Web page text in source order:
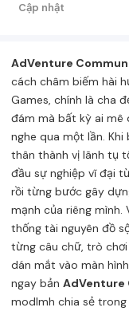
Cập nhật
AdVenture
cách châm biếm hài
Games, chính là cha
đám mà bất kỳ ai mê
nghe qua một lần.
thân thành vị lãnh tụ
đầu sự nghiệp vĩ đại
rồi từng bước gây
mạnh của riêng mình.
thống tài nguyên đồ
từng câu chữ, trò
dán mắt vào màn
ngay bản AdVenture
modlmh chia sẻ trong